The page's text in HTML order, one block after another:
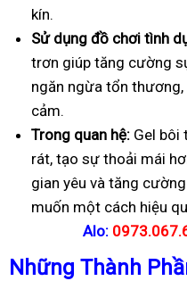
kín.
Sử dụng đồ chơi tình
trơn giúp tăng cường
ngăn ngừa tổn
cảm.
Trong quan hệ: Gel bôi
rát, tạo sự thoải mái
gian yêu và tăng
muốn một cách hiệu
Alo:
Những Thành